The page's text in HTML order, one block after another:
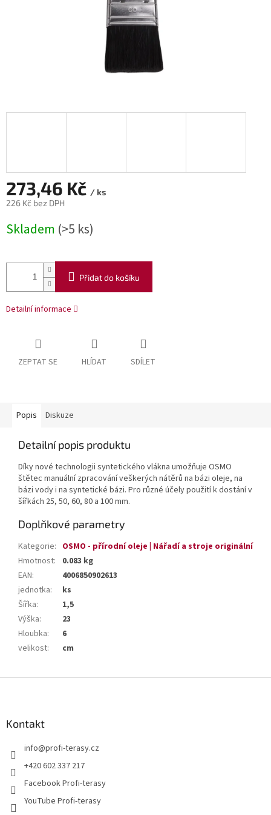
273,46 Kč / ks
226 Kč bez DPH
cena:
Skladem (>5 ks)
Přidat do košíku
Detailní informace
ZEPTAT SE HLÍDAT SDÍLET
Popis Diskuze
Detailní popis produktu
Díky nové technologii syntetického vlákna umožňuje OSMO
štětec manuální zpracování veškerých nátěrů na bázi oleje, na
bázi vody i na syntetické bázi. Pro různé účely použití k dostání v
šířkách 25, 50, 60, 80 a 100 mm.
Doplňkové parametry
Kategorie: OSMO - přírodní oleje | Nářadí a stroje originální
Hmotnost:
0.083 kg
EAN:
4006850902613
jednotka:
ks
Šířka:
1,5
Výška:
23
Hloubka:
6
velikost: cm
Kontakt
info@profi-terasy.cz
+420 602 337 217
Facebook Profi-terasy
YouTube Profi-terasy